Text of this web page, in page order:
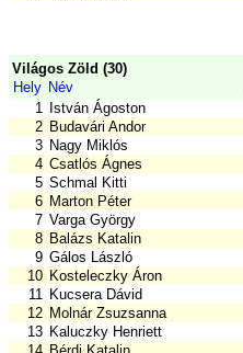
Világos Zöld (30)
Hely Név
1
István Ágoston
2 Budavári Andor
3 Nagy Miklós
4 Csatlós Ágnes
5 Schmal Kitti
6 Marton Péter
7 Varga György
8 Balázs Katalin
9 Gálos László
10 Kosteleczky Áron
11 Kucsera Dávid
12 Molnár Zsuzsanna
13 Kaluczky Henriett